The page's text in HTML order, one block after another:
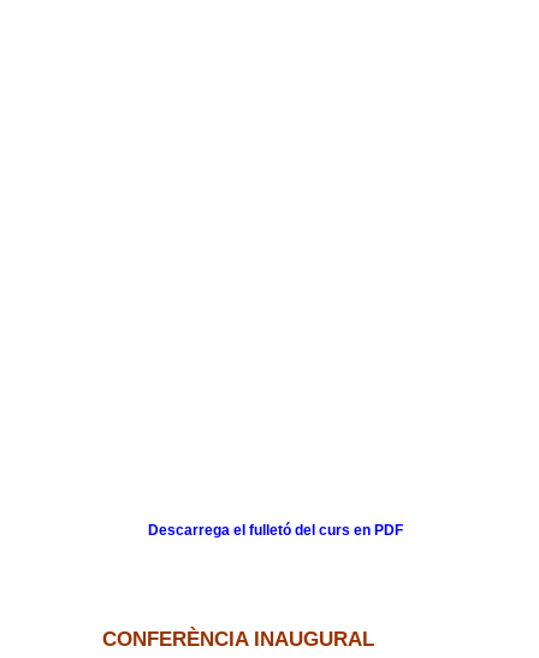
Descarrega el fulletó del curs en PDF
CONFERÈNCIA INAUGURAL